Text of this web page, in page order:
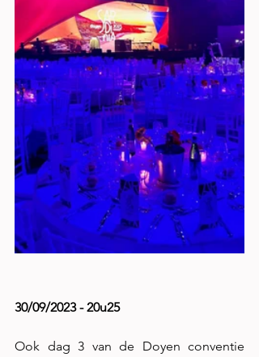
30/09/2023 - 20u25
Ook dag 3 van de Doyen conventie